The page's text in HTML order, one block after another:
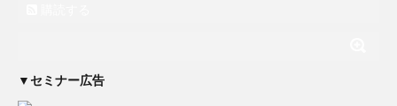
▼セミナー広告